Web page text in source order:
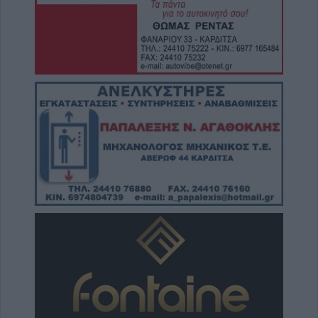
Υπεγράφη η σύμβαση του έργου για την
αποκατάσταση ζημιών στο οδικό δίκτυο των
Τ.Κ. Βραγκιανών, Στεφανιάδας, Καρυάς,
Ελληνικών και Δροσάτου
Ιερά Μητρόπολη: Πρόγραμμα Μητροπολίτη
κ. Τιμόθεου το διήμερο 8 & 9 Αυγούστου
7 Αυγούστου 2026, 15:07
Άνοιξε η πρόσκληση από την Περιφέρεια
Θεσσαλίας προς το Δήμο Παλαμά για
πρόδρομα έργα πριν την μετεγκατάσταση
της Μεταμόρφωσης
Στο ΠΠΑ Θεσσαλίας η προμήθεια και
τοποθέτηση νέας κερκίδας στο γήπεδο
Μασχολουρίου
7 Αυγούστου 2026, 14:46